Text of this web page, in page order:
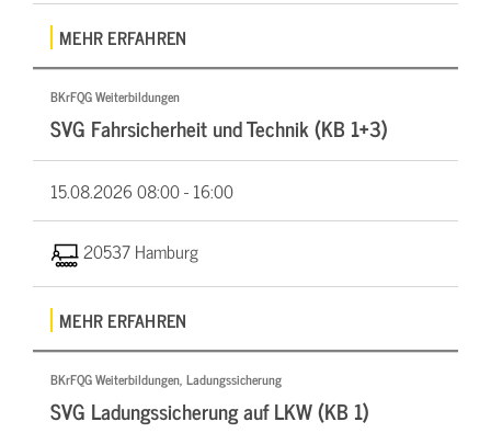
MEHR ERFAHREN
BKrFQG Weiterbildungen
SVG Fahrsicherheit und Technik (KB 1+3)
15.08.202608:00 - 16:00
20537 Hamburg
MEHR ERFAHREN
BKrFQG Weiterbildungen, Ladungssicherung
SVG Ladungssicherung auf LKW (KB 1)